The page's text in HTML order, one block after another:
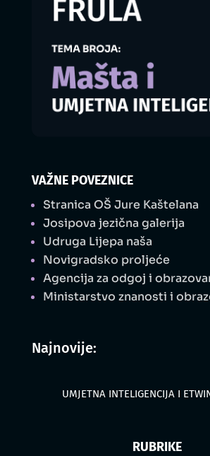
VAŽNE POVEZNICE
Stranica OŠ Jure Kaštelana
Josipova jezična galerija
Udruga Lijepa naša
Novigradsko proljeće
Agencija za odgoj i
Ministarstvo znanosti i
Najnovije:
UMJETNA INTELIGENCIJA I
RUBRIKE